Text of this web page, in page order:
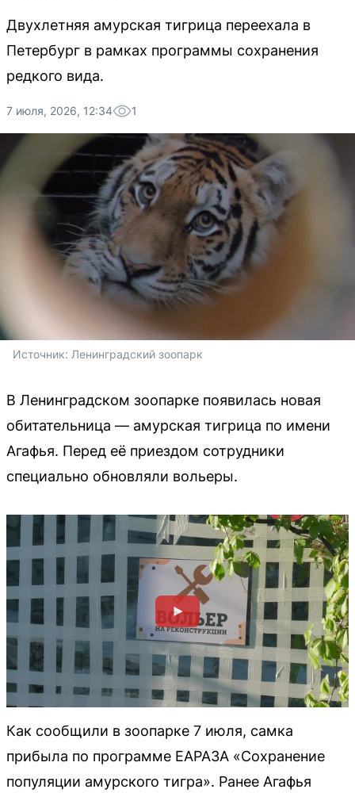
Двухлетняя амурская тигрица переехала в
Петербург в рамках программы сохранения
редкого вида.
7 июля, 2026, 12:34 1
Источник: Ленинградский зоопарк
В Ленинградском зоопарке появилась новая
обитательница — амурская тигрица по имени
Агафья. Перед её приездом сотрудники
специально обновляли вольеры.
Как сообщили в зоопарке 7 июля, самка
прибыла по программе ЕАРАЗА «Сохранение
популяции амурского тигра». Ранее Агафья